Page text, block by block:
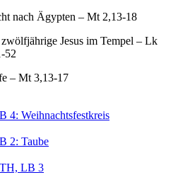
nach Ägypten – Mt 2,13-18
Jesus im Tempel – Lk
52
– Mt 3,13-17
4: Weihnachtsfestkreis
2: Taube
LB 3